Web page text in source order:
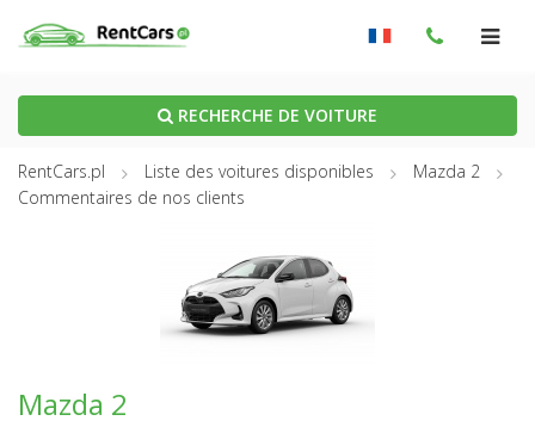
RECHERCHE DE VOITURE
RentCars.pl Liste des voitures disponibles
Mazda 2
Commentaires de nos clients
Mazda 2